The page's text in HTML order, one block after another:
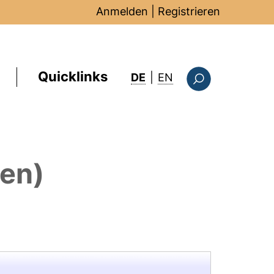
Anmelden Registrieren
Quicklinks DE EN : this page in